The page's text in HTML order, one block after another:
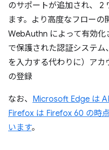
のサポートが追加され、 2
ます。より高度なフローの
WebAuthn によって有効化
で保護された認証システ
を入力する代わりに）アカ
の登録
なお、 Microsoft Edge は
Firefox は Firefox 60 の時
います。